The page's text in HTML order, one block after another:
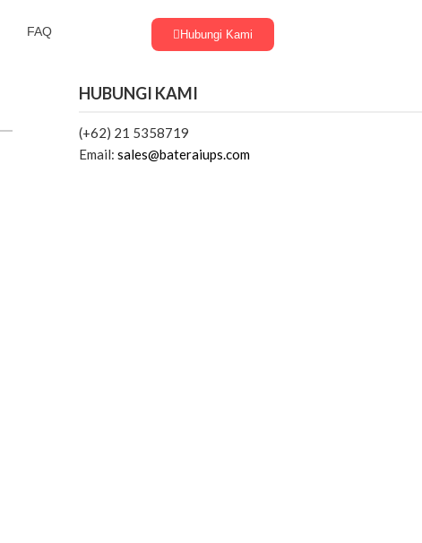
FAQ Hubungi Kami
HUBUNGI KAMI
(+62) 21 5358719
Email: sales@bateraiups.com